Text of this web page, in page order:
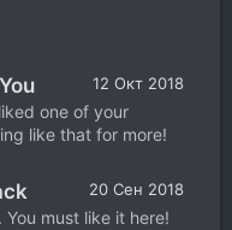
12 Окт 2018
one of your
like that for more!
20 Сен 2018
must like it here!